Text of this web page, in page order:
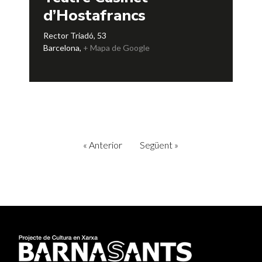
d’Hostafrancs
Rector Triadó, 53
Barcelona, + Mapa de Google
« Anterior Següent »